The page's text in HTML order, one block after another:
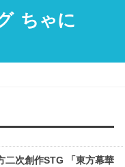
ちゃに
二次創作STG 「東方幕華